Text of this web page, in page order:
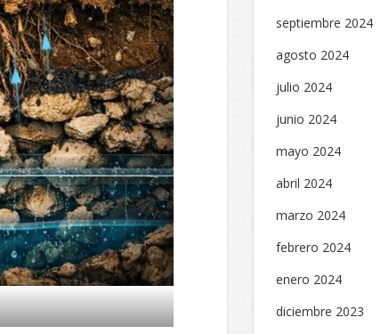
septiembre 2024
agosto 2024
julio 2024
junio 2024
mayo 2024
abril 2024
marzo 2024
febrero 2024
enero 2024
diciembre 2023